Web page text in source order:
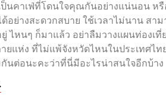
ป็นคาเฟ่ที่โดนใจคุณกันอย่างแน่นอน ห
ย่างสะดวกสบาย ใช้เวลาไม่นาน สาม
ไหนๆ ก็มาแล้ว อย่าลืมวางแผนท่องเที่
แห่ง ที่ไม่แพ้จังหวัดไหนในประเทศไท
นต่อนะคะว่าที่นี่มีอะไรน่าสนใจอีกบ้าง